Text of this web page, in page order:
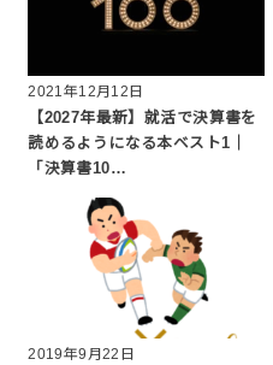
2021年12月12日
【2027年最新】就活で決算書を
読めるようになる本ベスト1｜
「決算書10…
2019年9月22日